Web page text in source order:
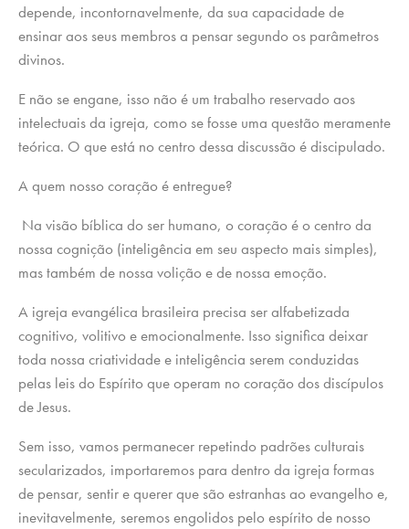
depende, incontornavelmente, da sua capacidade de
ensinar aos seus membros a pensar segundo os parâmetros
divinos.
E não se engane, isso não é um trabalho reservado aos
intelectuais da igreja, como se fosse uma questão meramente
teórica. O que está no centro dessa discussão é discipulado.
A quem nosso coração é entregue?
Na visão bíblica do ser humano, o coração é o centro da
nossa cognição (inteligência em seu aspecto mais simples),
mas também de nossa volição e de nossa emoção.
A igreja evangélica brasileira precisa ser alfabetizada
cognitivo, volitivo e emocionalmente. Isso significa deixar
toda nossa criatividade e inteligência serem conduzidas
pelas leis do Espírito que operam no coração dos discípulos
de Jesus.
Sem isso, vamos permanecer repetindo padrões culturais
secularizados, importaremos para dentro da igreja formas
de pensar, sentir e querer que são estranhas ao evangelho e,
inevitavelmente, seremos engolidos pelo espírito de nosso